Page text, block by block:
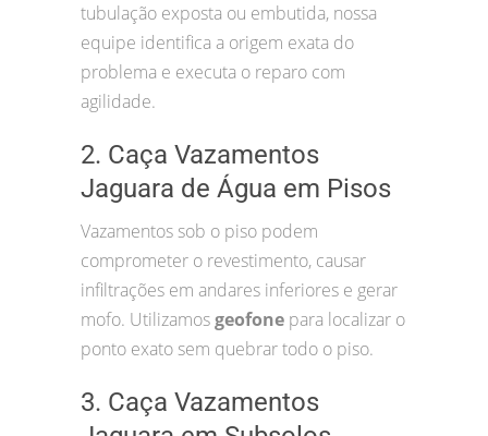
tubulação exposta ou embutida, nossa
equipe identifica a origem exata do
problema e executa o reparo com
agilidade.
2. Caça Vazamentos
Jaguara de Água em Pisos
Vazamentos sob o piso podem
comprometer o revestimento, causar
infiltrações em andares inferiores e gerar
mofo. Utilizamosgeofone para localizar o
ponto exato sem quebrar todo o piso.
3. Caça Vazamentos